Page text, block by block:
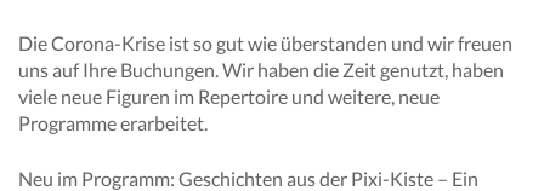
Die Corona-Krise ist so gut wie überstanden und wir freuen
uns auf Ihre Buchungen. Wir haben die Zeit genutzt, haben
viele neue Figuren im Repertoire und weitere, neue
Programme erarbeitet.
Neu im Programm: Geschichten aus der Pixi-Kiste – Ein